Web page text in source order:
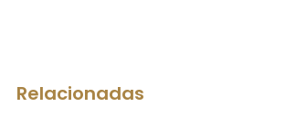
Relacionadas